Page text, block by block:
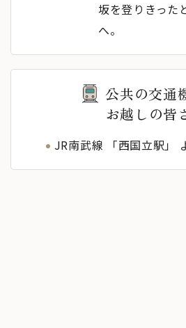
坂を登りきった
へ。
公共の交通
お越しの皆
JR南武線 「西国立駅」